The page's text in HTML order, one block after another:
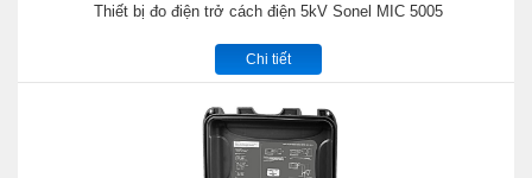
Thiết bị đo điện trở cách điện 5kV Sonel MIC 5005
Chi tiết